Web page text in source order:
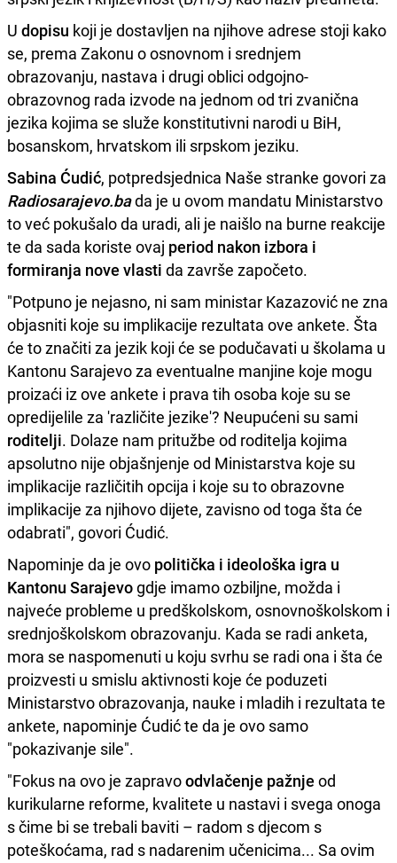
U dopisu koji je dostavljen na njihove adrese stoji kako
se, prema Zakonu o osnovnom i srednjem
obrazovanju, nastava i drugi oblici odgojno-
obrazovnog rada izvode na jednom od tri zvanična
jezika kojima se služe konstitutivni narodi u BiH,
bosanskom, hrvatskom ili srpskom jeziku.
Sabina Ćudić, potpredsjednica Naše stranke govori za
Radiosarajevo.bada je u ovom mandatu Ministarstvo
to već pokušalo da uradi, ali je naišlo na burne reakcije
te da sada koriste ovaj period nakon izbora i
formiranja nove vlasti da završe započeto.
"Potpuno je nejasno, ni sam ministar Kazazović ne zna
objasniti koje su implikacije rezultata ove ankete. Šta
će to značiti za jezik koji će se podučavati u školama u
Kantonu Sarajevo za eventualne manjine koje mogu
proizaći iz ove ankete i prava tih osoba koje su se
opredijelile za 'različite jezike'? Neupućeni su sami
roditelji. Dolaze nam pritužbe od roditelja kojima
apsolutno nije objašnjenje od Ministarstva koje su
implikacije različitih opcija i koje su to obrazovne
implikacije za njihovo dijete, zavisno od toga šta će
odabrati", govori Ćudić.
Napominje da je ovo politička i ideološka igra u
Kantonu Sarajevogdje imamo ozbiljne, možda i
najveće probleme u predškolskom, osnovnoškolskom i
srednjoškolskom obrazovanju. Kada se radi anketa,
mora se naspomenuti u koju svrhu se radi ona i šta će
proizvesti u smislu aktivnosti koje će poduzeti
Ministarstvo obrazovanja, nauke i mladih i rezultata te
ankete, napominje Ćudić te da je ovo samo
"pokazivanje sile".
"Fokus na ovo je zapravoodvlačenje pažnje od
kurikularne reforme, kvalitete u nastavi i svega onoga
s čime bi se trebali baviti – radom s djecom s
poteškoćama, rad s nadarenim učenicima... Sa ovim